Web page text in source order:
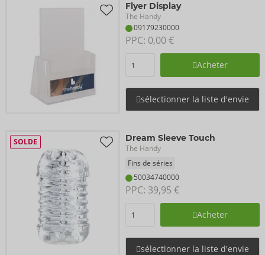
Flyer Display
The Handy
09179230000
PPC: 0,00 €
Acheter
sélectionner la liste d'envie
SOLDE Dream Sleeve Touch
The Handy
Fins de séries
50034740000
PPC: 39,95 €
Acheter
sélectionner la liste d'envie